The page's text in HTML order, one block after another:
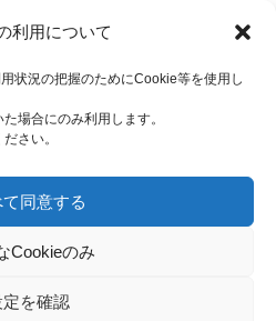
利用について
状況の把握のためにCookie等を使用し
場合にのみ利用します。
さい。
同意する
Cookieのみ
定を確認
サーリンク